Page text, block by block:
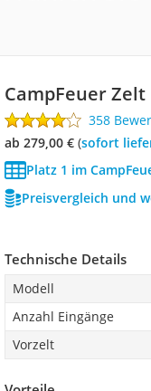
CampFeuer Zelt
358
ab 279,00 €( Sofort
Platz 1 im
Preisvergleich und
Technische Details
Modell
Anzahl Eingänge
Vorzelt